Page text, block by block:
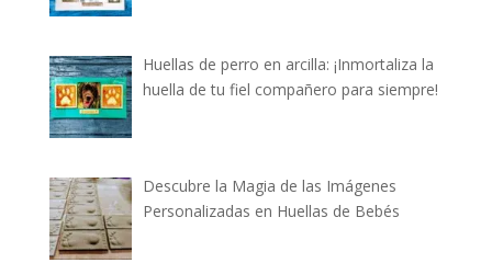
Huellas de perro en arcilla: ¡Inmortaliza la
huella de tu fiel compañero para siempre!
Descubre la Magia de las Imágenes
Personalizadas en Huellas de Bebés